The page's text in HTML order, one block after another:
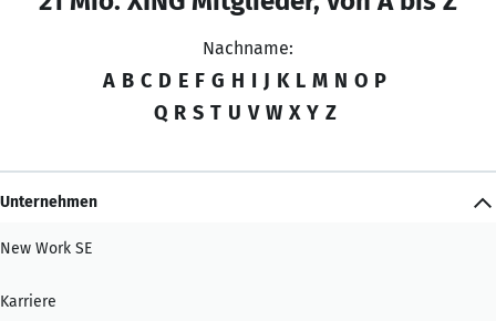
Nachname:
A B C D E F G H I J K L M N O P
Q R S T U V W X Y Z
Unternehmen
New Work SE
Karriere